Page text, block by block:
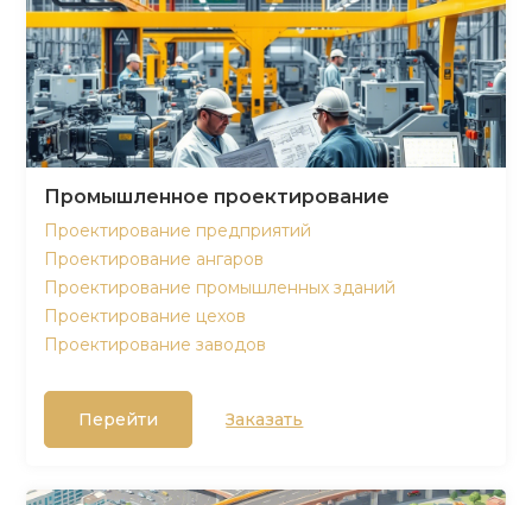
Промышленное проектирование
Проектирование предприятий
Проектирование ангаров
Проектирование промышленных зданий
Проектирование цехов
Проектирование заводов
Перейти Заказать